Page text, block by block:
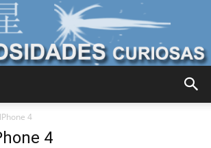
IPhone 4
4